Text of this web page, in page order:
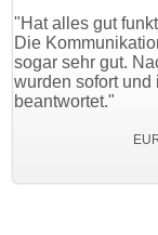
funktioniert.
war
Nachfragen
und individuell
EUROIMMUN AG